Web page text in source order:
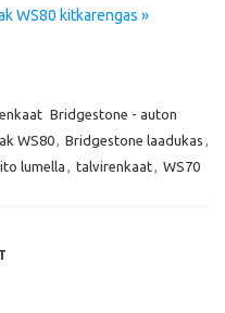
WS80 kitkarengas »
Bridgestone - auton
WS80 Bridgestone laadukas
lumella talvirenkaat WS70